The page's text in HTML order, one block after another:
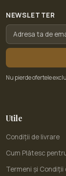
NEWSLETTER
Nu pierde ofertele
Utile
Condiții de livrare
Cum Plătesc
Termeni și